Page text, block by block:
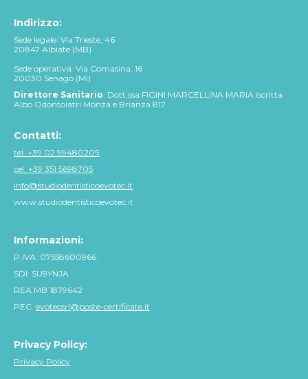
Indirizzo:
Sede legale: Via Trieste, 46
20847 Albiate (MB)
Sede operativa: Via Comasina, 16
20030 Senago (MI)
Direttore Sanitario: Dott.ssa FIGINI MARCELLINA MARIA iscritta
Albo Odontoiatri Monza e Brianza 817
Contatti:
tel. +39 02 99480209
cel. +39 351 5698705
info@studiodentisticoevotec.it
www.studiodentisticoevotec.it
Informazioni:
P.IVA: 07558600966
SDI: SU9YNJA
REA MB 1879642
PEC: evotecsrl@poste-certificate.it
Privacy Policy:
Privacy Policy